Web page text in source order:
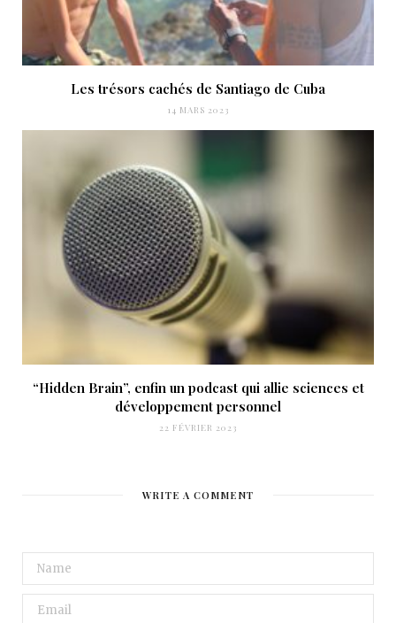
Les trésors cachés de Santiago de Cuba
14 MARS 2023
“Hidden Brain”, enfin un podcast qui allie sciences et
développement personnel
22 FÉVRIER 2023
WRITE A COMMENT